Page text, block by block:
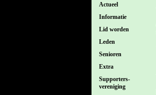
Actueel
Informatie
Lid worden
Leden
Senioren
Extra
Supporters-
vereniging